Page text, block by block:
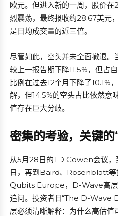
欧元。但进入新的一周，股价
烈震荡，最终报收约28.67美元
是日均成交量的近三倍。
尽管如此，空头并未全面撤退。
较上一报告期下降11.5%，但占
比例在过去12个月下降了10.1%
解，但14.5%的空头占比依然
值存在巨大分歧。
密集的考验，关键的
从5月28日的TD Cowen会议，
日，再到Baird、Rosenblatt等
Qubits Europe，D-Wave高层
追问。投资者日“The D-Wave
层必须清晰解释：为什么高估